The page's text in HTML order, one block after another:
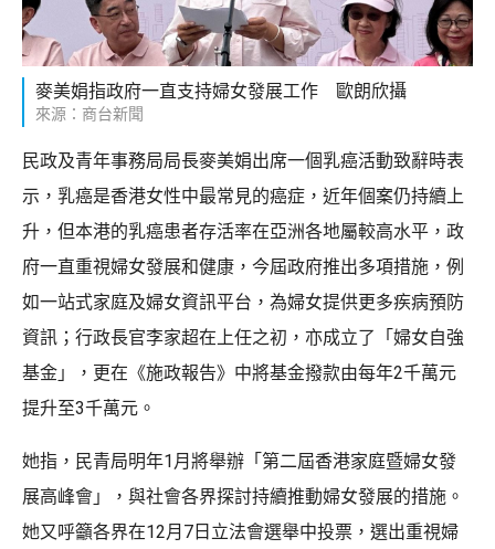
麥美娟指政府一直支持婦女發展工作 歐朗欣攝
來源：商台新聞
民政及青年事務局局長麥美娟出席一個乳癌活動致辭時表
示，乳癌是香港女性中最常見的癌症，近年個案仍持續上
升，但本港的乳癌患者存活率在亞洲各地屬較高水平，政
府一直重視婦女發展和健康，今屆政府推出多項措施，例
如一站式家庭及婦女資訊平台，為婦女提供更多疾病預防
資訊；行政長官李家超在上任之初，亦成立了「婦女自強
基金」，更在《施政報告》中將基金撥款由每年2千萬元
提升至3千萬元。
她指，民青局明年1月將舉辦「第二屆香港家庭暨婦女發
展高峰會」，與社會各界探討持續推動婦女發展的措施。
她又呼籲各界在12月7日立法會選舉中投票，選出重視婦